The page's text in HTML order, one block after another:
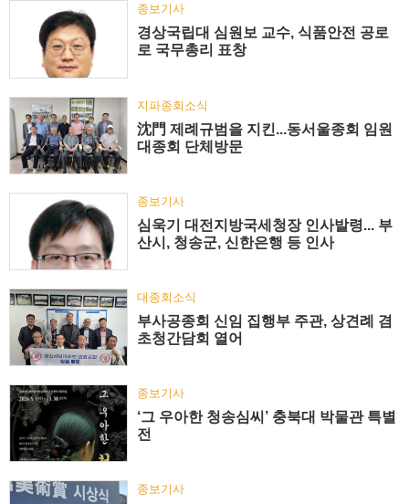
종보기사
경상국립대 심원보 교수, 식품안전 공로
로 국무총리 표창
지파종회소식
沈門 제례규범을 지킨...동서울종회 임원
대종회 단체방문
종보기사
심욱기 대전지방국세청장 인사발령... 부
산시, 청송군, 신한은행 등 인사
대종회소식
부사공종회 신임 집행부 주관, 상견례 겸
초청간담회 열어
종보기사
‘그 우아한 청송심씨’ 충북대 박물관 특별
전
종보기사